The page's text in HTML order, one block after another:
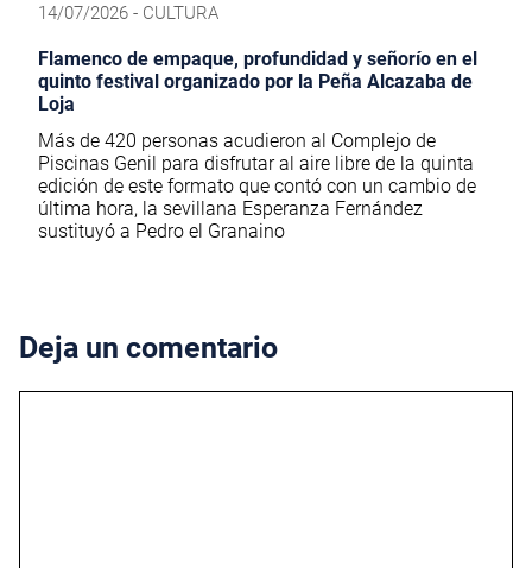
14/07/2026 - CULTURA
Flamenco de empaque, profundidad y señorío en el
quinto festival organizado por la Peña Alcazaba de
Loja
Más de 420 personas acudieron al Complejo de
Piscinas Genil para disfrutar al aire libre de la quinta
edición de este formato que contó con un cambio de
última hora, la sevillana Esperanza Fernández
sustituyó a Pedro el Granaino
Deja un comentario